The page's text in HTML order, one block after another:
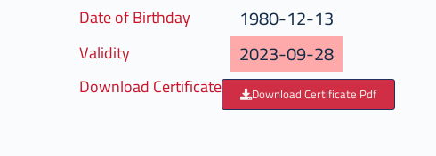
Date of Birthday 1980-12-13
Validity 2023-09-28
Download Certificate Download Certificate Pdf